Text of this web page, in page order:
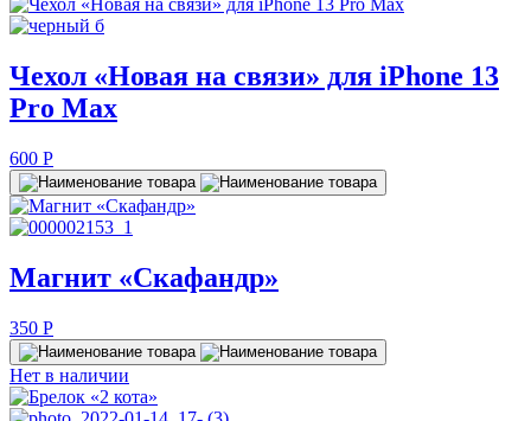
Чехол «Новая на связи» для iPhone 13
Pro Max
600 P
Магнит «Скафандр»
350 P
Нет в наличии